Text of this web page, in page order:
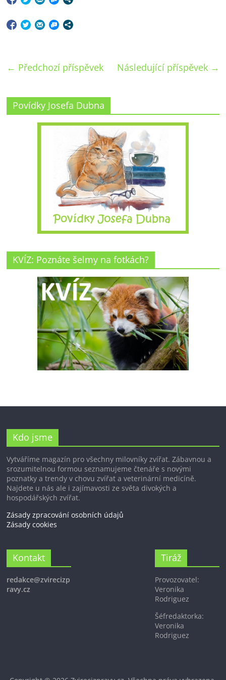
← Předchozí příspěvek Následující příspěvek →
Povídky Josefa Dubna
KVÍZ: Poznáte šelmy na fotkách?
Kdo jsme
Vytváříme magazín pro všechny milovníky zvířat. Zábavnou a
srozumitelnou formou seznamujeme čtenáře s novými
poznatky a trendy v chovu zvířat a veterinární medicíně.
Najdete u nás ale i zajímavosti ze světa divokých a
hospodářských zvířat.
Zásady zpracování osobních údajů
Zásady cookies
Kontakt
redakce@zvirecizp
ravy.cz
Tiráž
Provozovatel:
Veronika
Rodriguez
Šéfredaktorka:
Veronika
Rodriguez